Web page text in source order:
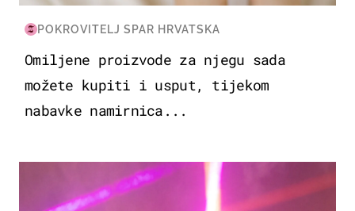
POKROVITELJ SPAR HRVATSKA
Omiljene proizvode za njegu sada
možete kupiti i usput, tijekom
nabavke namirnica...
KULTURA & ZABAVA